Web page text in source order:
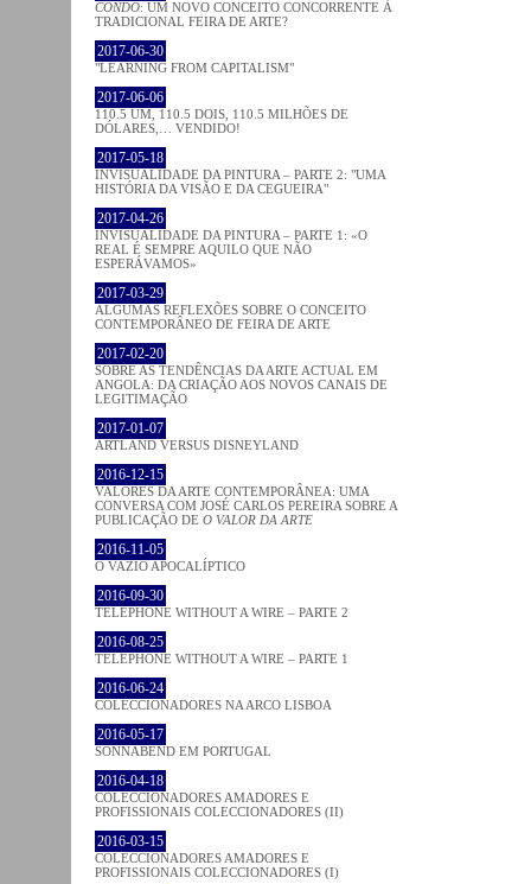
CONDO: UM NOVO CONCEITO CONCORRENTE À
TRADICIONAL FEIRA DE ARTE?
2017-06-30
"LEARNING FROM CAPITALISM"
2017-06-06
110.5 UM, 110.5 DOIS, 110.5 MILHÕES DE
DÓLARES,… VENDIDO!
2017-05-18
INVISUALIDADE DA PINTURA – PARTE 2: "UMA
HISTÓRIA DA VISÃO E DA CEGUEIRA"
2017-04-26
INVISUALIDADE DA PINTURA – PARTE 1: «O
REAL É SEMPRE AQUILO QUE NÃO
ESPERÁVAMOS»
2017-03-29
ALGUMAS REFLEXÕES SOBRE O CONCEITO
CONTEMPORÂNEO DE FEIRA DE ARTE
2017-02-20
SOBRE AS TENDÊNCIAS DA ARTE ACTUAL EM
ANGOLA: DA CRIAÇÃO AOS NOVOS CANAIS DE
LEGITIMAÇÃO
2017-01-07
ARTLAND VERSUS DISNEYLAND
2016-12-15
VALORES DA ARTE CONTEMPORÂNEA: UMA
CONVERSA COM JOSÉ CARLOS PEREIRA SOBRE A
PUBLICAÇÃO DE O VALOR DA ARTE
2016-11-05
O VAZIO APOCALÍPTICO
2016-09-30
TELEPHONE WITHOUT A WIRE – PARTE 2
2016-08-25
TELEPHONE WITHOUT A WIRE – PARTE 1
2016-06-24
COLECCIONADORES NA ARCO LISBOA
2016-05-17
SONNABEND EM PORTUGAL
2016-04-18
COLECCIONADORES AMADORES E
PROFISSIONAIS COLECCIONADORES (II)
2016-03-15
COLECCIONADORES AMADORES E
PROFISSIONAIS COLECCIONADORES (I)